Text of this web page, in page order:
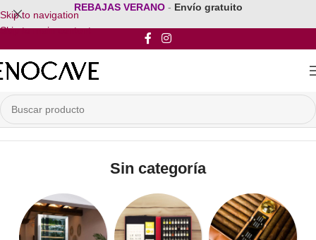
Skip to navigation
Skip to main content
REBAJAS VERANO - Envío gratuito
Inicio/Sin categoría
Sin categoría